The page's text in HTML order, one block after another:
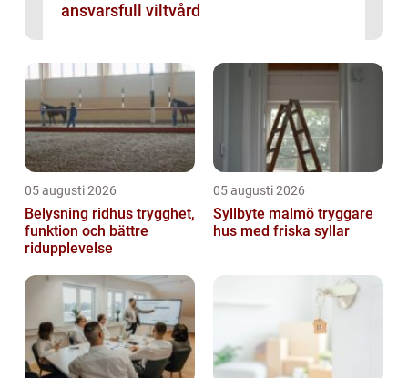
ansvarsfull viltvård
05 augusti 2026
Belysning ridhus trygghet,
funktion och bättre
ridupplevelse
05 augusti 2026
Syllbyte malmö tryggare
hus med friska syllar